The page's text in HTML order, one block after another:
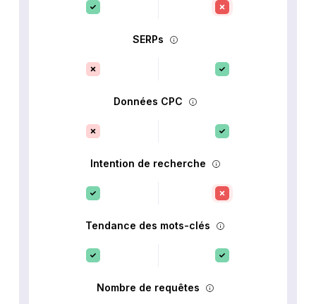
SERPs
Données CPC
Intention de recherche
Tendance des mots-clés
Nombre de requêtes